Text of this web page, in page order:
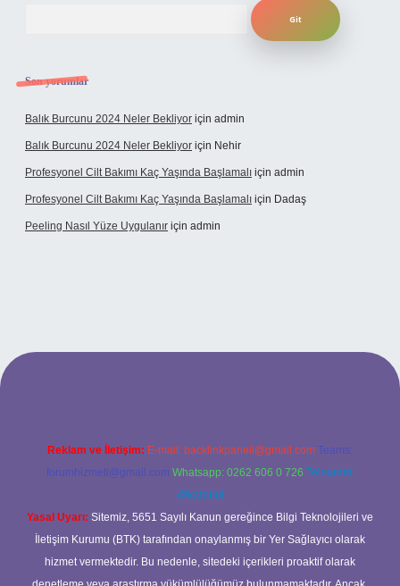
Son yorumlar
Balık Burcunu 2024 Neler Bekliyor için admin
Balık Burcunu 2024 Neler Bekliyor için Nehir
Profesyonel Cilt Bakımı Kaç Yaşında Başlamalı için admin
Profesyonel Cilt Bakımı Kaç Yaşında Başlamalı için Dadaş
Peeling Nasıl Yüze Uygulanır için admin
Reklam ve İletişim: E-mail: backlinkpaneli@gmail.com Teams:
forumhizmeti@gmail.com Whatsapp: 0262 606 0 726 Telegram:
@karabul
Yasal Uyarı: Sitemiz, 5651 Sayılı Kanun gereğince Bilgi Teknolojileri ve
İletişim Kurumu (BTK) tarafından onaylanmış bir Yer Sağlayıcı olarak
hizmet vermektedir. Bu nedenle, sitedeki içerikleri proaktif olarak